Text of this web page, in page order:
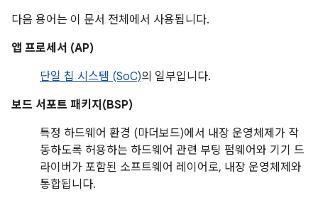
다음 용어는 이 문서 전체에서 사용됩니다.
앱 프로세서 (AP)
단일 칩 시스템 (SoC)의 일부입니다.
보드 서포트 패키지(BSP)
특정 하드웨어 환경 (마더보드)에서 내장 운영체제가 작
동하도록 허용하는 하드웨어 관련 부팅 펌웨어와 기기 드
라이버가 포함된 소프트웨어 레이어로, 내장 운영체제와
통합됩니다.